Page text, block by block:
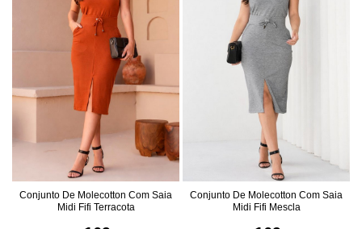
Conjunto De Molecotton Com Saia
Midi Fifi Terracota
Conjunto De Molecotton Com Saia
Midi Fifi Mescla